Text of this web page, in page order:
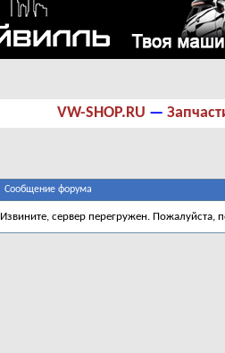
VW-SHOP.RU —
Сообщение форума
Извините, сервер перегружен. Пожалуйста,